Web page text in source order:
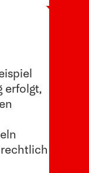
Arow
erfolgt,